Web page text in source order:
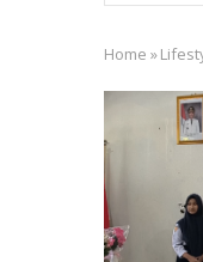
Home »